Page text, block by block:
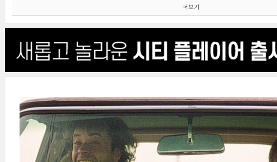
더보기